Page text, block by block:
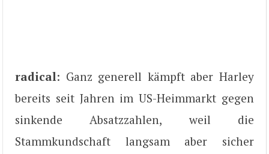
radical: Ganz generell kämpft aber Harley
bereits seit Jahren im US-Heimmarkt gegen
sinkende Absatzzahlen, weil die
Stammkundschaft langsam aber sicher